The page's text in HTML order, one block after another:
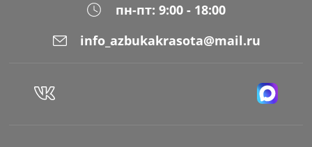
Оплата
пн-пт: 9:00 - 18:00
info_azbukakrasota@mail.ru